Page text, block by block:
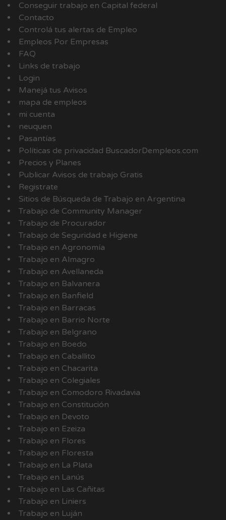
Conseguir trabajo en Capital federal
Contacto
Controlá tus alertas de Empleo
Empleos Por Empresas
FAQ
Links de trabajo
Login
Manejá tus Avisos
mapa de empleos
mi cuenta
neuquen
Pasantías
Políticas de privacidad BuscadorDempleos.com
Precios y Planes
Publicar Avisos de trabajo Gratis
Registrate
Sitios de Búsqueda de Trabajo en Argentina
Trabajo de Community Manager
Trabajo de Procurador
Trabajo de Seguridad e Higiene
Trabajo en Agronomía
Trabajo en Almagro
Trabajo en Avellaneda
Trabajo en Balvanera
Trabajo en Banfield
Trabajo en Barracas
Trabajo en Barrio Norte
Trabajo en Belgrano
Trabajo en Boedo
Trabajo en Caballito
Trabajo en Chacarita
Trabajo en Colegiales
Trabajo en Comodoro Rivadavia
Trabajo en Constitución
Trabajo en Devoto
Trabajo en Ezeiza
Trabajo en Flores
Trabajo en Floresta
Trabajo en La Plata
Trabajo en Lanús
Trabajo en Las Cañitas
Trabajo en Liniers
Trabajo en Luján